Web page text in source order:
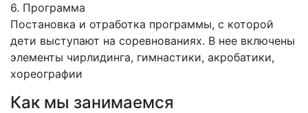
6. Программа
Постановка и отработка программы, с которой
дети выступают на соревнованиях. В нее включены
элементы чирлидинга, гимнастики, акробатики,
хореографии
Как мы занимаемся